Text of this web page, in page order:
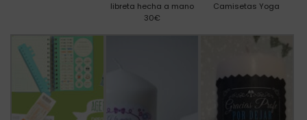
libreta hecha a mano
30€
Camisetas Yoga